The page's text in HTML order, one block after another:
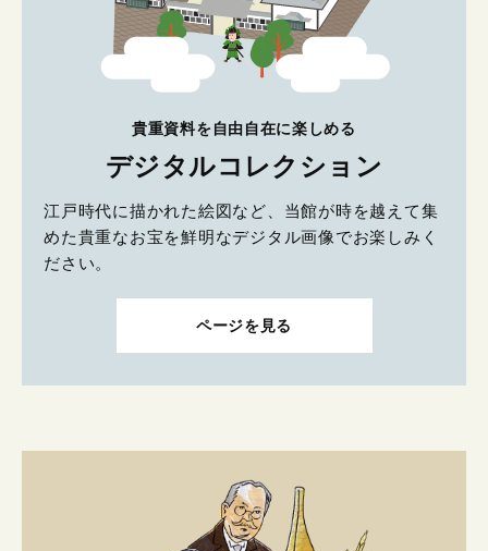
貴重資料を自由自在に楽しめる
デジタルコレクション
江戸時代に描かれた絵図など、当館が時を越えて集
めた貴重なお宝を鮮明なデジタル画像でお楽しみく
ださい。
ページを見る